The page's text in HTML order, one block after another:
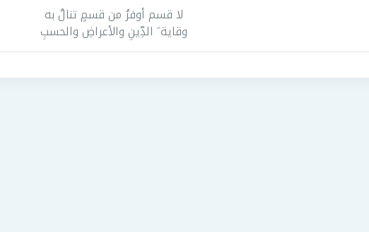
لا قسم أوفرُ من قسمٍ تنالُ به
وقاية َ الدِّينِ والأعراضِ والحسبِ